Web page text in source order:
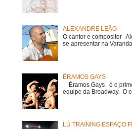
ALEXANDRE LEÃO
O cantor e compositor
se apresentar na
ÉRAMOS GAYS
Éramos Gays é o
equipe da Broadway. O
LÚ TRAINING ESPAÇO